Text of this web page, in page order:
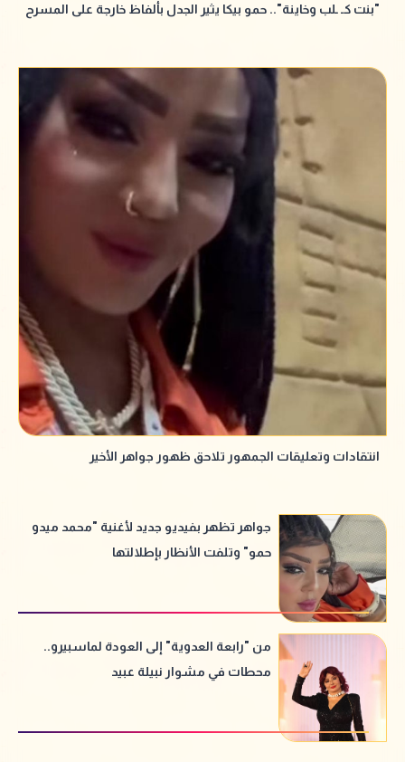
"بنت كـ ـلب وخاينة".. حمو بيكا يثير الجدل بألفاظ خارجة على المسرح
انتقادات وتعليقات الجمهور تلاحق ظهور جواهر الأخير
جواهر تظهر بفيديو جديد لأغنية "محمد ميدو
حمو" وتلفت الأنظار بإطلالتها
من "رابعة العدوية" إلى العودة لماسبيرو..
محطات في مشوار نبيلة عبيد